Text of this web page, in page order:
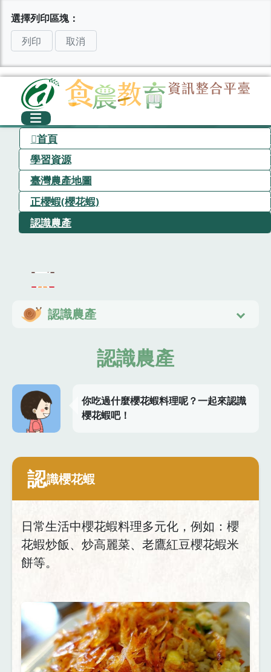
選擇列印區塊：
列印
取消
首頁
學習資源
臺灣農產地圖
正櫻蝦(櫻花蝦)
認識農產
認識農產
認識農產
你吃過什麼櫻花蝦料理呢？一起來認識
櫻花蝦吧！
認識櫻花蝦
日常生活中櫻花蝦料理多元化，例如：櫻
花蝦炒飯、炒高麗菜、老鷹紅豆櫻花蝦米
餅等。